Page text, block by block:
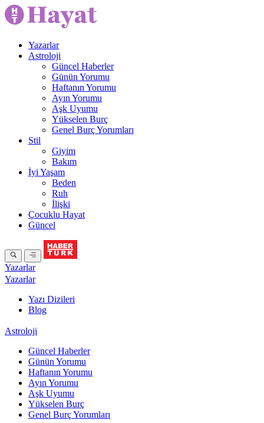
Yazarlar
Astroloji
Güncel Haberler
Günün Yorumu
Haftanın Yorumu
Ayın Yorumu
Aşk Uyumu
Yükselen Burç
Genel Burç Yorumları
Stil
Giyim
Bakım
İyi Yaşam
Beden
Ruh
İlişki
Çocuklu Hayat
Güncel
Yazarlar
Yazarlar
Yazı Dizileri
Blog
Astroloji
Güncel Haberler
Günün Yorumu
Haftanın Yorumu
Ayın Yorumu
Aşk Uyumu
Yükselen Burç
Genel Burç Yorumları